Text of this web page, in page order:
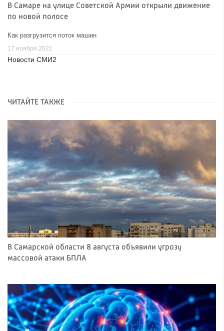
В Самаре на улице Советской Армии открыли движение
по новой полосе
Как разгрузится поток машин
17 ноября 2021
Новости СМИ2
ЧИТАЙТЕ ТАКЖЕ
В Самарской области 8 августа объявили угрозу
массовой атаки БПЛА